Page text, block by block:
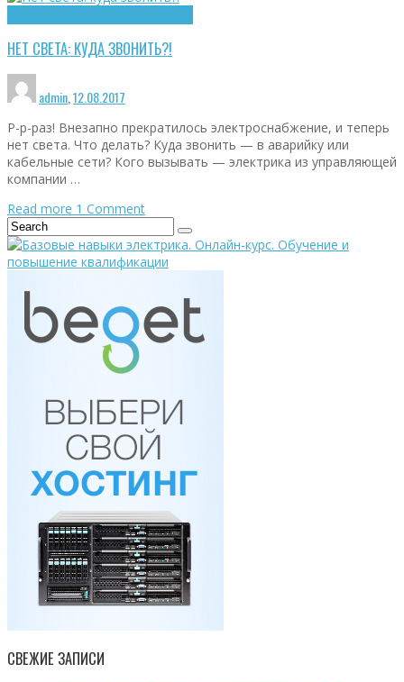
НЕТ СВЕТА: КУДА ЗВОНИТЬ?!
admin 12.08.2017
Р-р-раз! Внезапно прекратилось электроснабжение, и теперь
нет света. Что делать? Куда звонить — в аварийку или
кабельные сети? Кого вызывать — электрика из управляющей
компании …
Read more 1 Comment
СВЕЖИЕ ЗАПИСИ